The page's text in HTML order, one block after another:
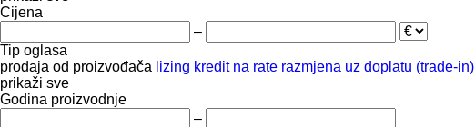
Cijena
–
Tip oglasa
prodaja od proizvođača lizing kredit na rate razmjena uz doplatu (trade-in)
prikaži sve
Godina proizvodnje
–